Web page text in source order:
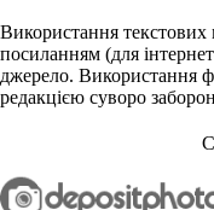
Використання текстових
посиланням (для
джерело. Використання
редакцією суворо